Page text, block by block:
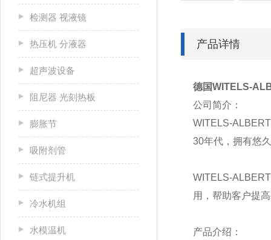
检测器 视液镜
热压机 分液器
超声波设备
阻尼器 光刻热板
膨胀节
吸附剂管
链式提升机
冷水机组
水模温机
产品详情
德国WITELS-
公司简介：
WITELS-
30年代，拥有悠
WITELS-
用，帮助客户提
产品介绍：